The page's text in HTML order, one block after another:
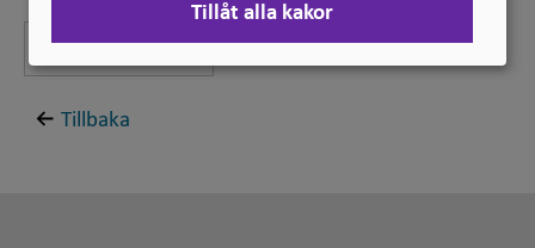
Lämna feedback
Tillbaka
Tillåt alla kakor